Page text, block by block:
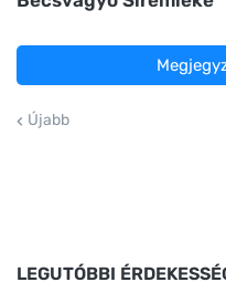
Újabb
LEGUTÓBBI